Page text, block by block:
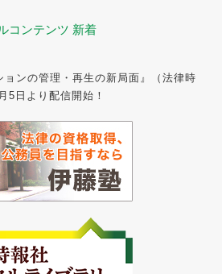
コンテンツ 新着
ョンの管理・再生の新局面』（法律時
5日より配信開始！